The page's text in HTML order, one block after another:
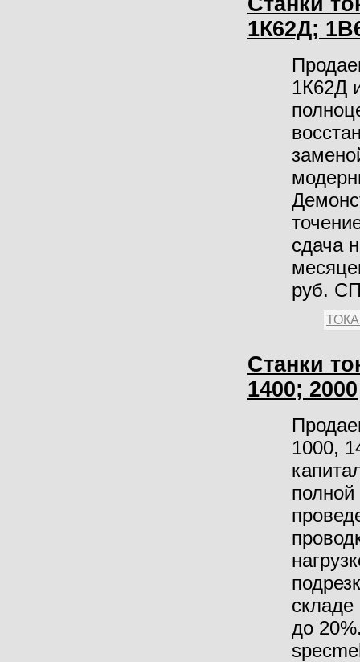
1К62Д;
1К62Д
сдача
руб.
Станки
1400; 2000
1000,
до